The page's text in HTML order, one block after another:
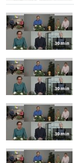
30 min
30 min
30 min